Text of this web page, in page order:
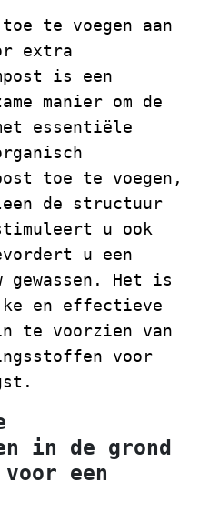
toe te voegen aan
extra
is een
manier om de
essentiële
toe te voegen,
de structuur
u ook
u een
gewassen. Het is
en effectieve
te voorzien van
voor
in de grond
een